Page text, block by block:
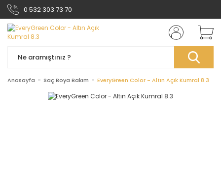
0 532 303 73 70
Anasayfa Saç Boya Bakım EveryGreen Color - Altın Açık Kumral 8.3